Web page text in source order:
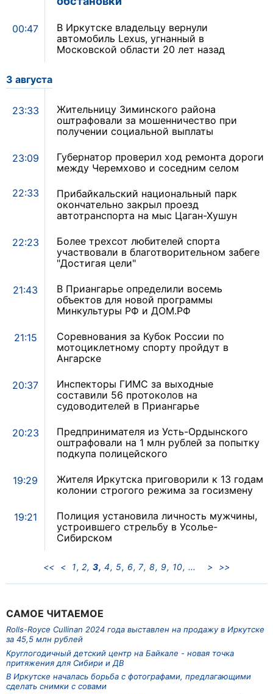
САМОЕ ЧИТАЕМОЕ
Rolls-Royce Cullinan 2024 года выставлен на продажу в Иркутске
за 45,5 млн рублей
Круглогодичный детский центр на Байкале - новая точка
притяжения для Сибири и ДВ
В Иркутске началась борьба с фотографами, предлагающими
сделать снимки с совами
00:47
В Иркутске владельцу вернули
автомобиль Lexus, угнанный в
Московской области 20 лет назад
3 августа
23:33
Жительницу Зиминского района
оштрафовали за мошенничество при
получении социальной выплаты
23:09
Губернатор проверил ход ремонта дороги
между Черемхово и соседним селом
22:33
Прибайкальский национальный парк
окончательно закрыл проезд
автотранспорта на мыс Цаган-Хушун
22:23
Более трехсот любителей спорта
участвовали в благотворительном забеге
"Достигая цели"
21:43
В Приангарье определили восемь
объектов для новой программы
Минкультуры РФ и ДОМ.РФ
21:15
Соревнования за Кубок России по
мотоциклетному спорту пройдут в
Ангарске
20:37
Инспекторы ГИМС за выходные
составили 56 протоколов на
судоводителей в Приангарье
20:23
Предпринимателя из Усть-Ордынского
оштрафовали на 1 млн рублей за попытку
подкупа полицейского
19:29
Жителя Иркутска приговорили к 13 годам
колонии строгого режима за госизмену
19:21
Полиция установила личность мужчины,
устроившего стрельбу в Усолье-
Сибирском
<< < 1 2 3 4 5 6 7 8 9 10 > >>